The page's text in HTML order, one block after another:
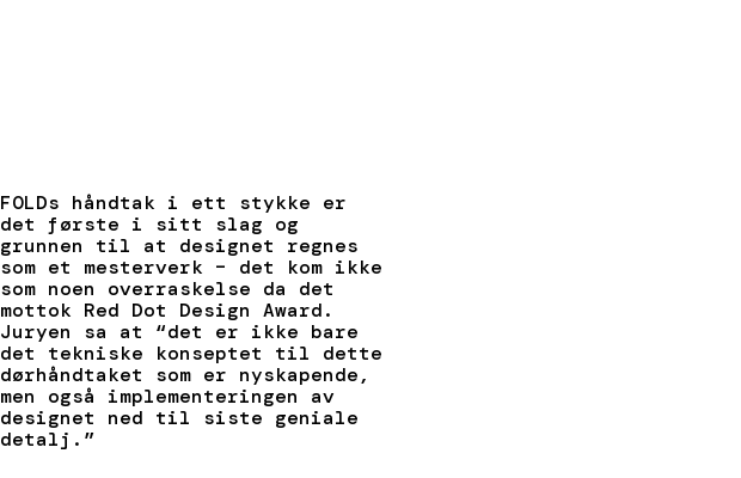
FOLDs håndtak i ett stykke er
det første i sitt slag og
grunnen til at designet regnes
som et mesterverk – det kom ikke
som noen overraskelse da det
mottok Red Dot Design Award.
Juryen sa at “det er ikke bare
det tekniske konseptet til dette
dørhåndtaket som er nyskapende,
men også implementeringen av
designet ned til siste geniale
detalj.”